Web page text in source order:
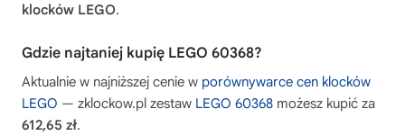
klocków LEGO.
Gdzie najtaniej kupię LEGO 60368?
Aktualnie w najniższej cenie w porównywarce cen klocków
LEGO — zklockow.pl zestaw LEGO 60368 możesz kupić za
612,65 zł.